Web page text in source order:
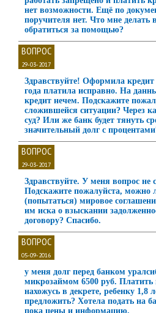
нет возможности. Ещё по
поручителя нет. Что мне делать
обратиться за помощью?
ВОПРОС
29-03-2017
Здравствуйте! Оформила кредит
года платила исправно. На
кредит нечем. Подскажите
сложившейся ситуации? Через
суд? Или же банк будет тянуть
значительный долг с
ВОПРОС
29-03-2017
Здравствуйте. У меня вопрос не
Подскажите пожалуйста, можно
(попытаться) мировое
им иска о взыскании
договору? Спасибо.
ВОПРОС
05-09-2016
у меня долг перед банком
микрозаймом 6500 руб. Платить
нахожусь в декрете, ребенку 1,8
предложить? Хотела подать на
пока цены и информацию.